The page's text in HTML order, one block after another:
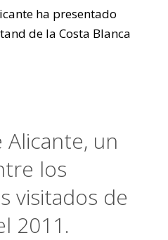
ha presentado
de la Costa Blanca
Alicante, un
los
visitados de
2011.